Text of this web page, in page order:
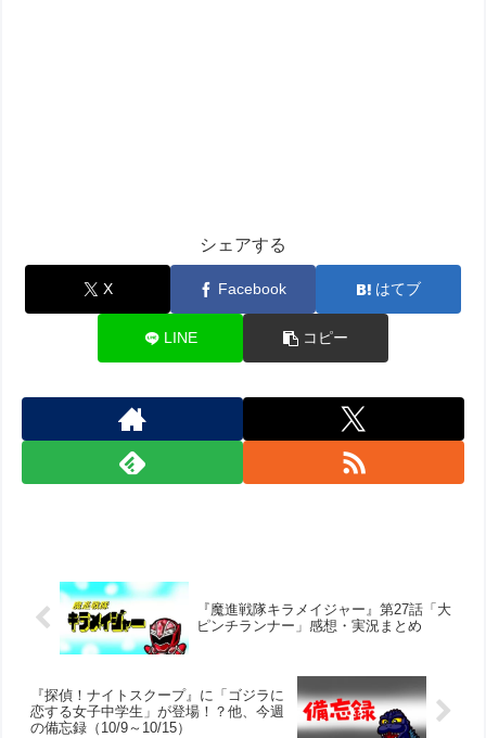
シェアする
X Facebook はてブ
LINE コピー
『魔進戦隊キラメイジャー』第27話「大
ピンチランナー」感想・実況まとめ
『探偵！ナイトスクープ』に「ゴジラに
恋する女子中学生」が登場！？他、今週
の備忘録（10/9～10/15）